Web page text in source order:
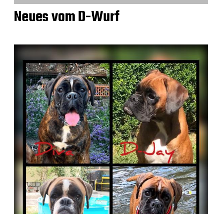
Neues vom D-Wurf